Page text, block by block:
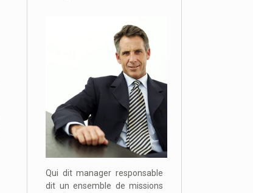
Qui dit manager responsable
dit un ensemble de missions